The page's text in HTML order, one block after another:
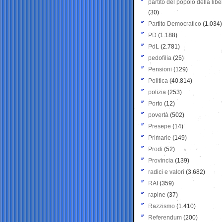
partito del popolo della
(30)
Partito Democratico (1.034)
PD (1.188)
PdL (2.781)
pedofilia (25)
Pensioni (129)
Politica (40.814)
polizia (253)
Porto (12)
povertà (502)
Presepe (14)
Primarie (149)
Prodi (52)
Provincia (139)
radici e valori (3.682)
RAI (359)
rapine (37)
Razzismo (1.410)
Referendum (200)